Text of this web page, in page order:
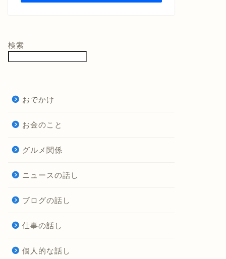
検索
おでかけ
お金のこと
グルメ関係
ニュースの話し
ブログの話し
仕事の話し
個人的な話し